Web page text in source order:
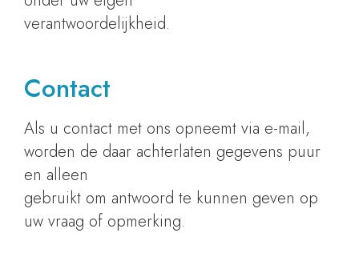
verantwoordelijkheid.
Contact
Als u contact met ons opneemt via e-mail,
worden de daar achterlaten gegevens puur
en alleen
gebruikt om antwoord te kunnen geven op
uw vraag of opmerking.